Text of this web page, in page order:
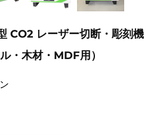
CO2 レーザー切断・彫刻機
ル・木材・MDF用）